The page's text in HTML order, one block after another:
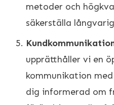
metoder och
säkerställa
upprätthåller vi en
kommunikation
dig informerad om